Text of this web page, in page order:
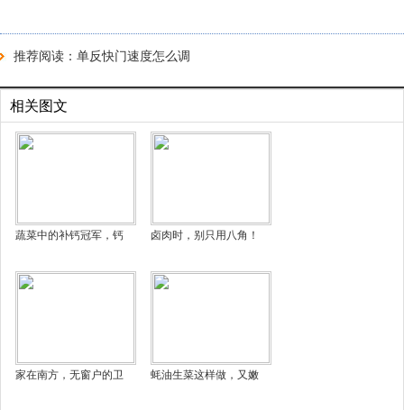
推荐阅读： 单反快门速度怎么调
相关图文
蔬菜中的补钙冠军，钙 卤肉时，别只用八角！
家在南方，无窗户的卫 蚝油生菜这样做，又嫩